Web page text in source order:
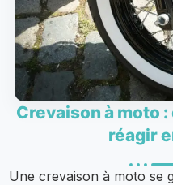
Crevaison à moto
réagir
Une crevaison à moto se